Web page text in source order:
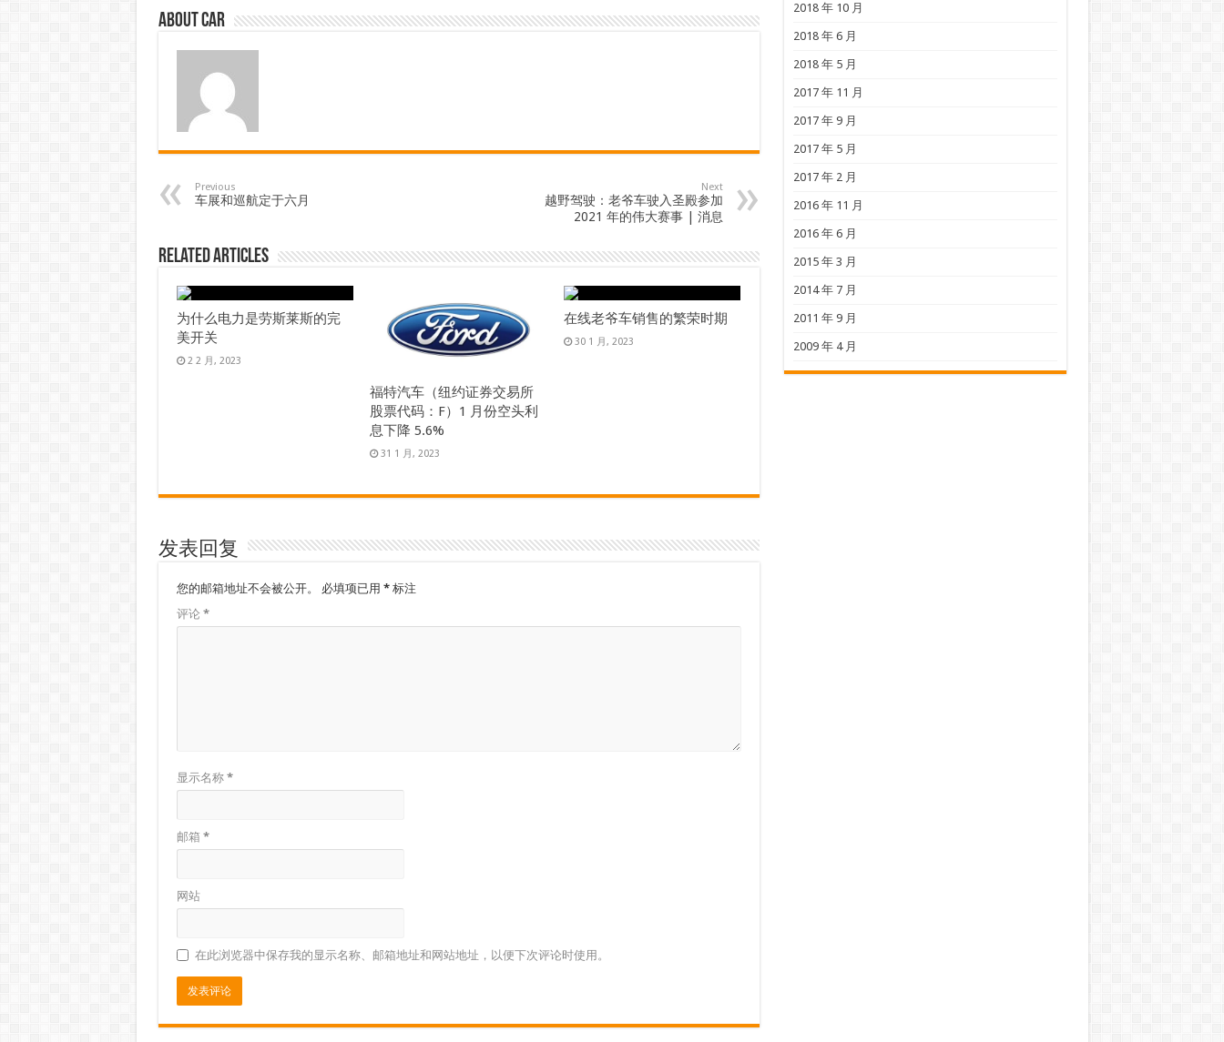
About car
Previous
车展和巡航定于六月
Next
越野驾驶：老爷车驶入圣殿参加
2021 年的伟大赛事 | 消息
Related Articles
为什么电力是劳斯莱斯的完
美开关
2 2 月, 2023
福特汽车（纽约证券交易所
股票代码：F）1 月份空头利
息下降 5.6%
31 1 月, 2023
在线老爷车销售的繁荣时期
30 1 月, 2023
发表回复
您的邮箱地址不会被公开。 必填项已用 *标注
评论 *
显示名称 *
邮箱 *
网站
在此浏览器中保存我的显示名称、邮箱地址和网站地址，以便下次评论时使用。
2018 年 10 月
2018 年 6 月
2018 年 5 月
2017 年 11 月
2017 年 9 月
2017 年 5 月
2017 年 2 月
2016 年 11 月
2016 年 6 月
2015 年 3 月
2014 年 7 月
2011 年 9 月
2009 年 4 月